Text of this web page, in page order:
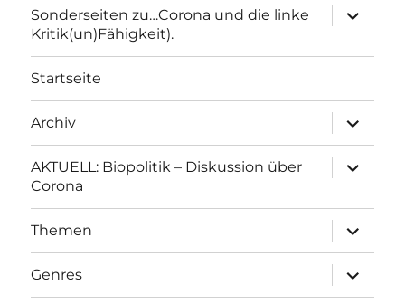
Sonderseiten zu…Corona und die linke
Kritik(un)Fähigkeit).
anzeigen
Startseite
Archiv
anzeigen
AKTUELL: Biopolitik – Diskussion über
Corona
anzeigen
Themen
anzeigen
Genres
anzeigen